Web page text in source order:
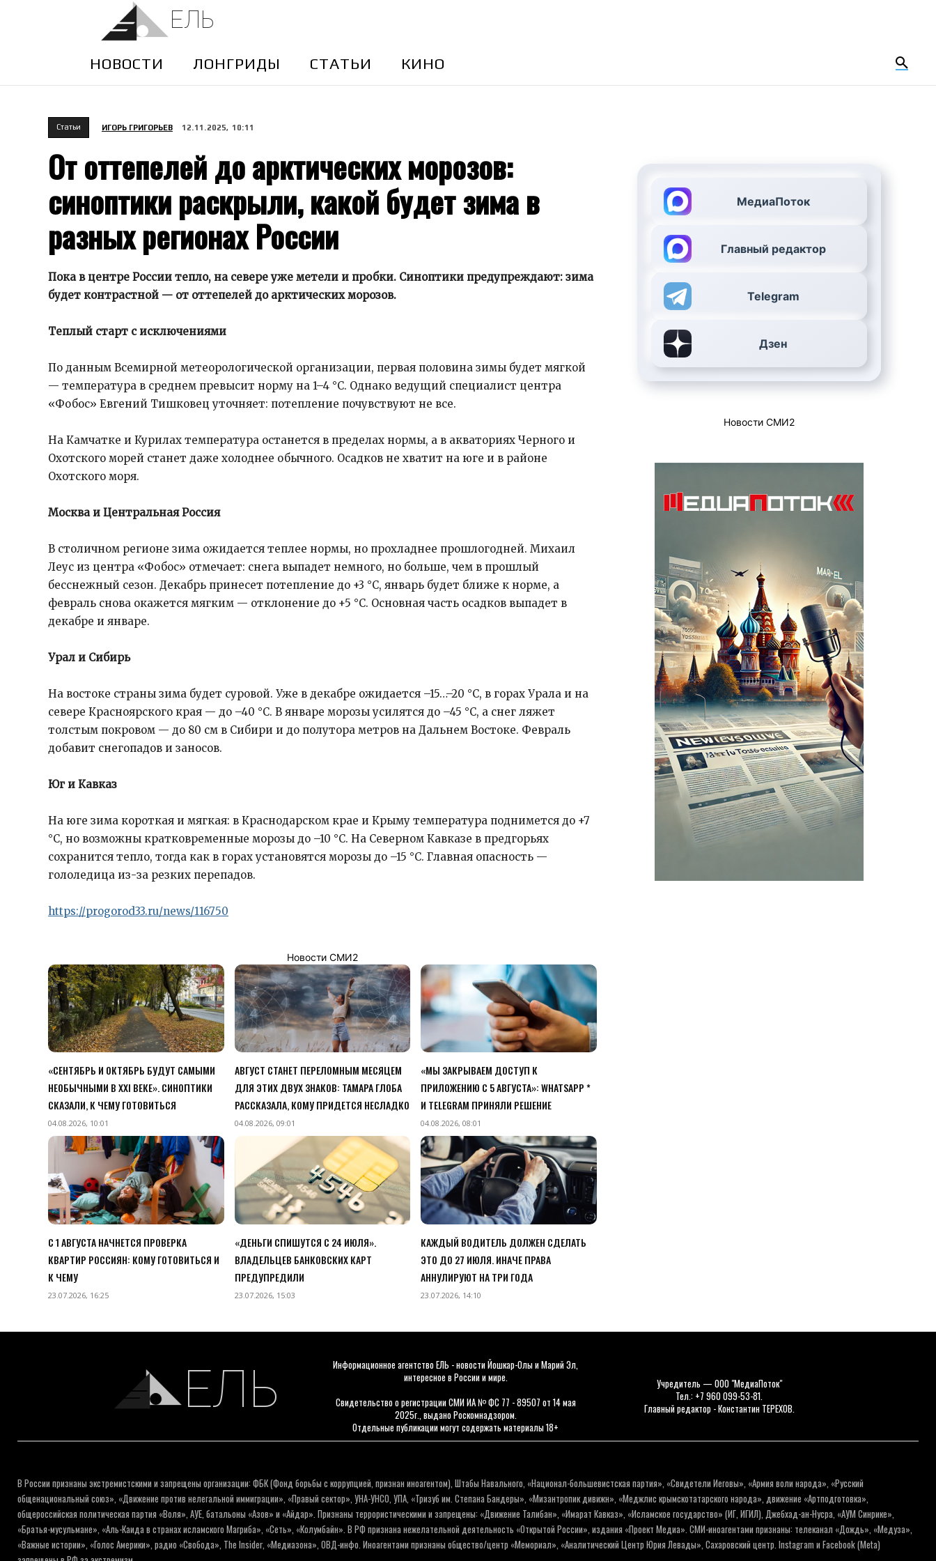
ЕЛЬ
НОВОСТИ ЛОНГРИДЫ CТАТЬИ КИНО
Cтатьи ИГОРЬ ГРИГОРЬЕВ 12.11.2025, 10:11
От оттепелей до арктических морозов:
синоптики раскрыли, какой будет зима в
разных регионах России
Пока в центре России тепло, на севере уже метели и пробки. Синоптики предупреждают: зима
будет контрастной — от оттепелей до арктических морозов.
Теплый старт с исключениями
По данным Всемирной метеорологической организации, первая половина зимы будет мягкой
— температура в среднем превысит норму на 1–4 °C. Однако ведущий специалист центра
«Фобос» Евгений Тишковец уточняет: потепление почувствуют не все.
На Камчатке и Курилах температура останется в пределах нормы, а в акваториях Черного и
Охотского морей станет даже холоднее обычного. Осадков не хватит на юге и в районе
Охотского моря.
Москва и Центральная Россия
В столичном регионе зима ожидается теплее нормы, но прохладнее прошлогодней. Михаил
Леус из центра «Фобос» отмечает: снега выпадет немного, но больше, чем в прошлый
бесснежный сезон. Декабрь принесет потепление до +3 °C, январь будет ближе к норме, а
февраль снова окажется мягким — отклонение до +5 °C. Основная часть осадков выпадет в
декабре и январе.
Урал и Сибирь
На востоке страны зима будет суровой. Уже в декабре ожидается –15…–20 °C, в горах Урала и на
севере Красноярского края — до –40 °C. В январе морозы усилятся до –45 °C, а снег ляжет
толстым покровом — до 80 см в Сибири и до полутора метров на Дальнем Востоке. Февраль
добавит снегопадов и заносов.
Юг и Кавказ
На юге зима короткая и мягкая: в Краснодарском крае и Крыму температура поднимется до +7
°C, но возможны кратковременные морозы до –10 °C. На Северном Кавказе в предгорьях
сохранится тепло, тогда как в горах установятся морозы до –15 °C. Главная опасность —
гололедица из-за резких перепадов.
https://progorod33.ru/news/116750
Новости СМИ2
«СЕНТЯБРЬ И ОКТЯБРЬ БУДУТ САМЫМИ
НЕОБЫЧНЫМИ В XXI ВЕКЕ». СИНОПТИКИ
СКАЗАЛИ, К ЧЕМУ ГОТОВИТЬСЯ
04.08.2026, 10:01
АВГУСТ СТАНЕТ ПЕРЕЛОМНЫМ МЕСЯЦЕМ
ДЛЯ ЭТИХ ДВУХ ЗНАКОВ: ТАМАРА ГЛОБА
РАССКАЗАЛА, КОМУ ПРИДЕТСЯ НЕСЛАДКО
04.08.2026, 09:01
«МЫ ЗАКРЫВАЕМ ДОСТУП К
ПРИЛОЖЕНИЮ C 5 АВГУСТА»: WHATSAPP *
И TELEGRAM ПРИНЯЛИ РЕШЕНИЕ
04.08.2026, 08:01
С 1 АВГУСТА НАЧНЕТСЯ ПРОВЕРКА
КВАРТИР РОССИЯН: КОМУ ГОТОВИТЬСЯ И
К ЧЕМУ
23.07.2026, 16:25
«ДЕНЬГИ СПИШУТСЯ С 24 ИЮЛЯ».
ВЛАДЕЛЬЦЕВ БАНКОВСКИХ КАРТ
ПРЕДУПРЕДИЛИ
23.07.2026, 15:03
КАЖДЫЙ ВОДИТЕЛЬ ДОЛЖЕН СДЕЛАТЬ
ЭТО ДО 27 ИЮЛЯ. ИНАЧЕ ПРАВА
АННУЛИРУЮТ НА ТРИ ГОДА
23.07.2026, 14:10
МедиаПоток
Главный редактор
Telegram
Дзен
Новости СМИ2
ЕЛЬ
Информационное агентство ЕЛЬ - новости Йошкар-Олы и Марий Эл,
интересное в России и мире.
Свидетельство о регистрации СМИ ИА № ФС 77 - 89507 от 14 мая
2025г., выдано Роскомнадзором.
Отдельные публикации могут содержать материалы 18+
Учредитель — ООО "МедиаПоток"
Тел.: +7 960 099-53-81.
Главный редактор - Константин ТЕРЕХОВ.
В России признаны экстремистскими и запрещены организации: ФБК (Фонд борьбы с коррупцией, признан иноагентом), Штабы Навального, «Национал-большевистская партия», «Свидетели Иеговы», «Армия воли народа», «Русский
общенациональный союз», «Движение против нелегальной иммиграции», «Правый сектор», УНА-УНСО, УПА, «Тризуб им. Степана Бандеры», «Мизантропик дивижн», «Меджлис крымскотатарского народа», движение «Артподготовка»,
общероссийская политическая партия «Воля», АУЕ, батальоны «Азов» и «Айдар». Признаны террористическими и запрещены: «Движение Талибан», «Имарат Кавказ», «Исламское государство» (ИГ, ИГИЛ), Джебхад-ан-Нусра, «АУМ Синрике»,
«Братья-мусульмане», «Аль-Каида в странах исламского Магриба», «Сеть», «Колумбайн». В РФ признана нежелательной деятельность «Открытой России», издания «Проект Медиа». СМИ-иноагентами признаны: телеканал «Дождь», «Медуза»,
«Важные истории», «Голос Америки», радио «Свобода», The Insider, «Медиазона», ОВД-инфо. Иноагентами признаны общество/центр «Мемориал», «Аналитический Центр Юрия Левады», Сахаровский центр. Instagram и Facebook (Metа)